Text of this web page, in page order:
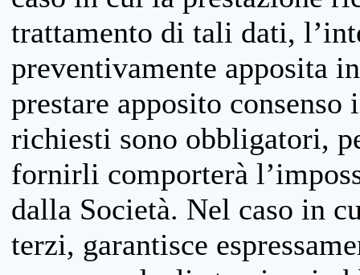
trattamento di tali dati,
preventivamente apposita
prestare apposito
richiesti sono obbligatori,
fornirli comporterà
dalla Società. Nel caso in
terzi, garantisce